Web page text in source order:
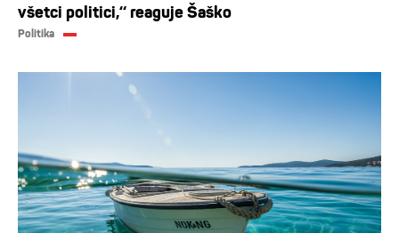
všetci politici,“ reaguje Šaško
Politika